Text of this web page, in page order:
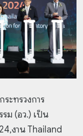
ะทรวงการ
ม (อว.) เป็น
งาน Thailand